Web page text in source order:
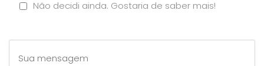
Não decidi ainda. Gostaria de saber mais!